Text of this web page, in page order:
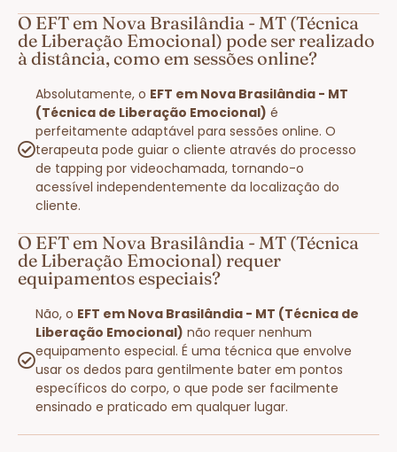
O EFT em Nova Brasilândia - MT (Técnica
de Liberação Emocional) pode ser realizado
à distância, como em sessões online?
Absolutamente, o EFT em Nova Brasilândia - MT
(Técnica de Liberação Emocional) é
perfeitamente adaptável para sessões online. O
terapeuta pode guiar o cliente através do processo
de tapping por videochamada, tornando-o
acessível independentemente da localização do
cliente.
O EFT em Nova Brasilândia - MT (Técnica
de Liberação Emocional) requer
equipamentos especiais?
Não, o EFT em Nova Brasilândia - MT (Técnica de
Liberação Emocional) não requer nenhum
equipamento especial. É uma técnica que envolve
usar os dedos para gentilmente bater em pontos
específicos do corpo, o que pode ser facilmente
ensinado e praticado em qualquer lugar.